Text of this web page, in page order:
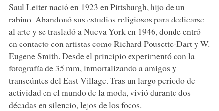
Saul Leiter nació en 1923 en Pittsburgh, hijo de un
rabino. Abandonó sus estudios religiosos para dedicarse
al arte y se trasladó a Nueva York en 1946, donde entró
en contacto con artistas como Richard Pousette-Dart y W.
Eugene Smith. Desde el principio experimentó con la
fotografía de 35 mm, inmortalizando a amigos y
transeúntes del East Village. Tras un largo periodo de
actividad en el mundo de la moda, vivió durante dos
décadas en silencio, lejos de los focos.